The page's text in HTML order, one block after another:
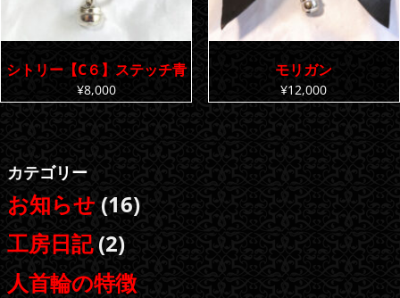
シトリー【C６】ステッチ青
¥8,000
モリガン
¥12,000
カテゴリー
お知らせ (16)
工房日記(2)
人首輪の特徴